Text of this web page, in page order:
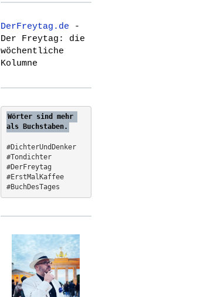
r
h
f
o
r
DerFreytag.de -
Der Freytag: die
wöchentliche
Kolumne
Wörter sind mehr
als Buchstaben.
#DichterUndDenker
#Tondichter
#DerFreytag
#ErstMalKaffee
#BuchDesTages